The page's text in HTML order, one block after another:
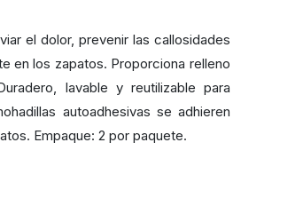
el dolor, prevenir las callosidades
en los zapatos. Proporciona relleno
lavable y reutilizable para
autoadhesivas se adhieren
Empaque: 2 por paquete.